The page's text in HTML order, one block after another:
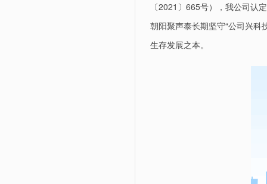
〔2021〕665号），我公司认
朝阳聚声泰长期坚守“公司兴科
生存发展之本。